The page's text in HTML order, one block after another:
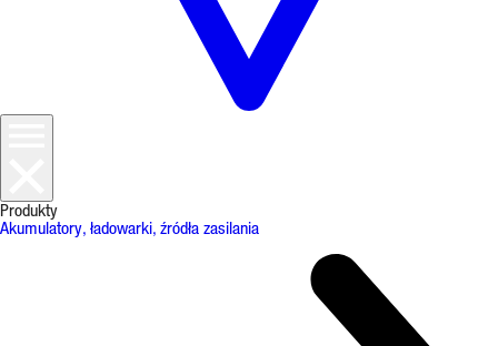
Produkty
Akumulatory, ładowarki, źródła zasilania